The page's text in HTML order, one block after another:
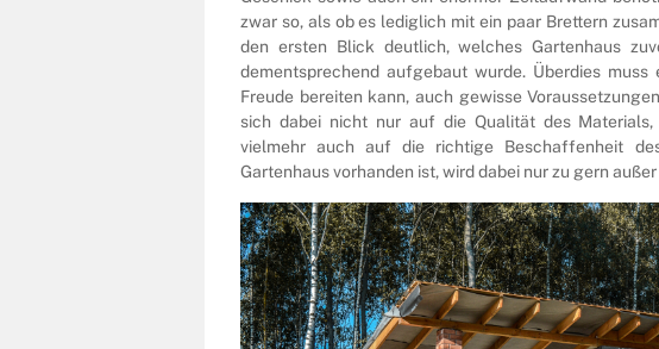
zwar so, als ob es lediglich mit ein paar Brettern
den ersten Blick deutlich, welches Gartenhaus
dementsprechend aufgebaut wurde. Überdies
Freude bereiten kann, auch gewisse
sich dabei nicht nur auf die Qualität des
vielmehr auch auf die richtige Beschaffenheit
Gartenhaus vorhanden ist, wird dabei nur zu gern